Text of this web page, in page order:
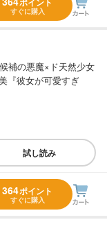
すぐに購入
補の悪魔×ド天然少女
『彼女が可愛すぎ
試し読み
364ポイント
すぐに購入